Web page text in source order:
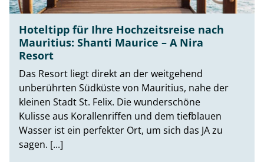
Hoteltipp für Ihre Hochzeitsreise nach
Mauritius: Shanti Maurice – A Nira
Resort
Das Resort liegt direkt an der weitgehend
unberührten Südküste von Mauritius, nahe der
kleinen Stadt St. Felix. Die wunderschöne
Kulisse aus Korallenriffen und dem tiefblauen
Wasser ist ein perfekter Ort, um sich das JA zu
sagen. [...]